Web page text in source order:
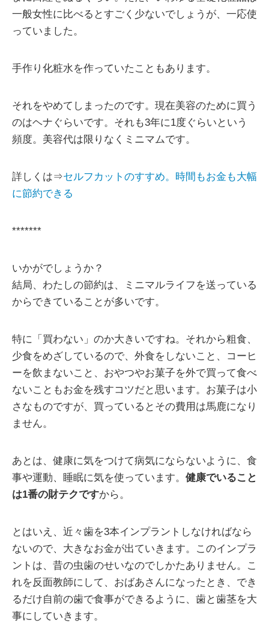
一般女性に比べるとすごく少ないでしょうが、一応使
っていました。
手作り化粧水を作っていたこともあります。
それをやめてしまったのです。現在美容のために買う
のはヘナぐらいです。それも3年に1度ぐらいという
頻度。美容代は限りなくミニマムです。
詳しくは⇒セルフカットのすすめ。時間もお金も大幅
に節約できる
*******
いかがでしょうか？
結局、わたしの節約は、ミニマルライフを送っている
からできていることが多いです。
特に「買わない」のか大きいですね。それから粗食、
少食をめざしているので、外食をしないこと、コーヒ
ーを飲まないこと、おやつやお菓子を外で買って食べ
ないこともお金を残すコツだと思います。お菓子は小
さなものですが、買っているとその費用は馬鹿になり
ません。
あとは、健康に気をつけて病気にならないように、食
事や運動、睡眠に気を使っています。 健康でいること
は1番の財テクですから。
とはいえ、近々歯を3本インプラントしなければなら
ないので、大きなお金が出ていきます。このインプラ
ントは、昔の虫歯のせいなのでしかたありません。こ
れを反面教師にして、おばあさんになったとき、でき
るだけ自前の歯で食事ができるように、歯と歯茎を大
事にしていきます。